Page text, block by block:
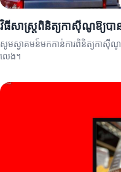
វិធីសាស្ត្រពិនិត្យកាស៊ីណូឱ្យបាន
សូមស្វាគមន៍មកកាន់ការពិនិត្យកាស៊ី
លេង។